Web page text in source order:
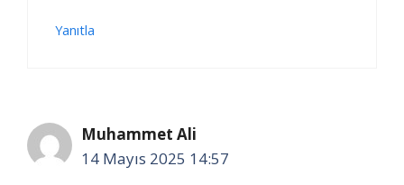
Yanıtla
Muhammet Ali
14 Mayıs 2025 14:57